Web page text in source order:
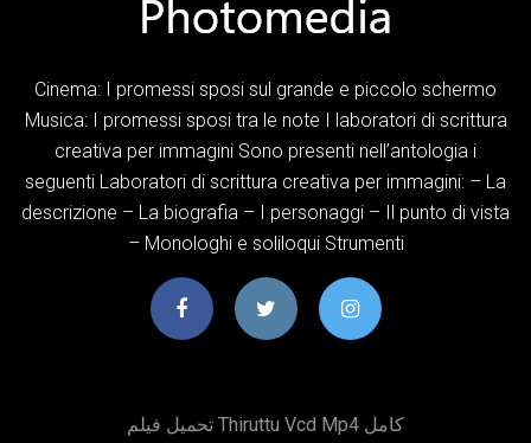
Cinema: I promessi sposi sul grande e piccolo schermo
Musica: I promessi sposi tra le note I laboratori di scrittura
creativa per immagini Sono presenti nell’antologia i
seguenti Laboratori di scrittura creativa per immagini: – La
descrizione – La biografia – I personaggi – Il punto di vista
– Monologhi e soliloqui Strumenti
تحميل فيلم Thiruttu Vcd Mp4 كامل